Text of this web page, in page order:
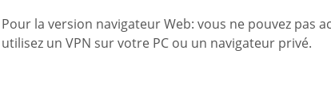
Pour la version navigateur Web: vous ne pouvez pas
utilisez un VPN sur votre PC ou un navigateur privé.